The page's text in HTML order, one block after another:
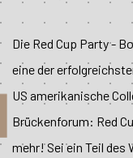
Die Red Cup Party -
eine der
US amerikanische
Brückenforum: Red
mehr! Sei ein Teil des